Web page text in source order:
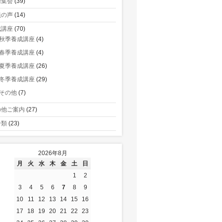
声 (14)
座 (70)
季養成講座 (4)
季養成講座 (4)
夏季養成講座 (26)
季養成講座 (29)
その他 (7)
ご案内 (27)
(23)
2026年8月
月
火 水 木 金 土
日
1
2
3
4 5 6 7 8
9
10
11 12 13 14 15
16
17
18 19 20 21 22
23